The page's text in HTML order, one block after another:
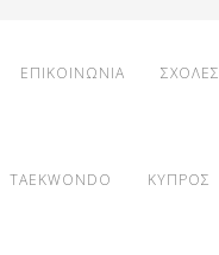
ΕΠΙΚΟΙΝΩΝΙΑ ΣΧΟΛΕΣ
TAEKWONDO ΚΥΠΡΟΣ